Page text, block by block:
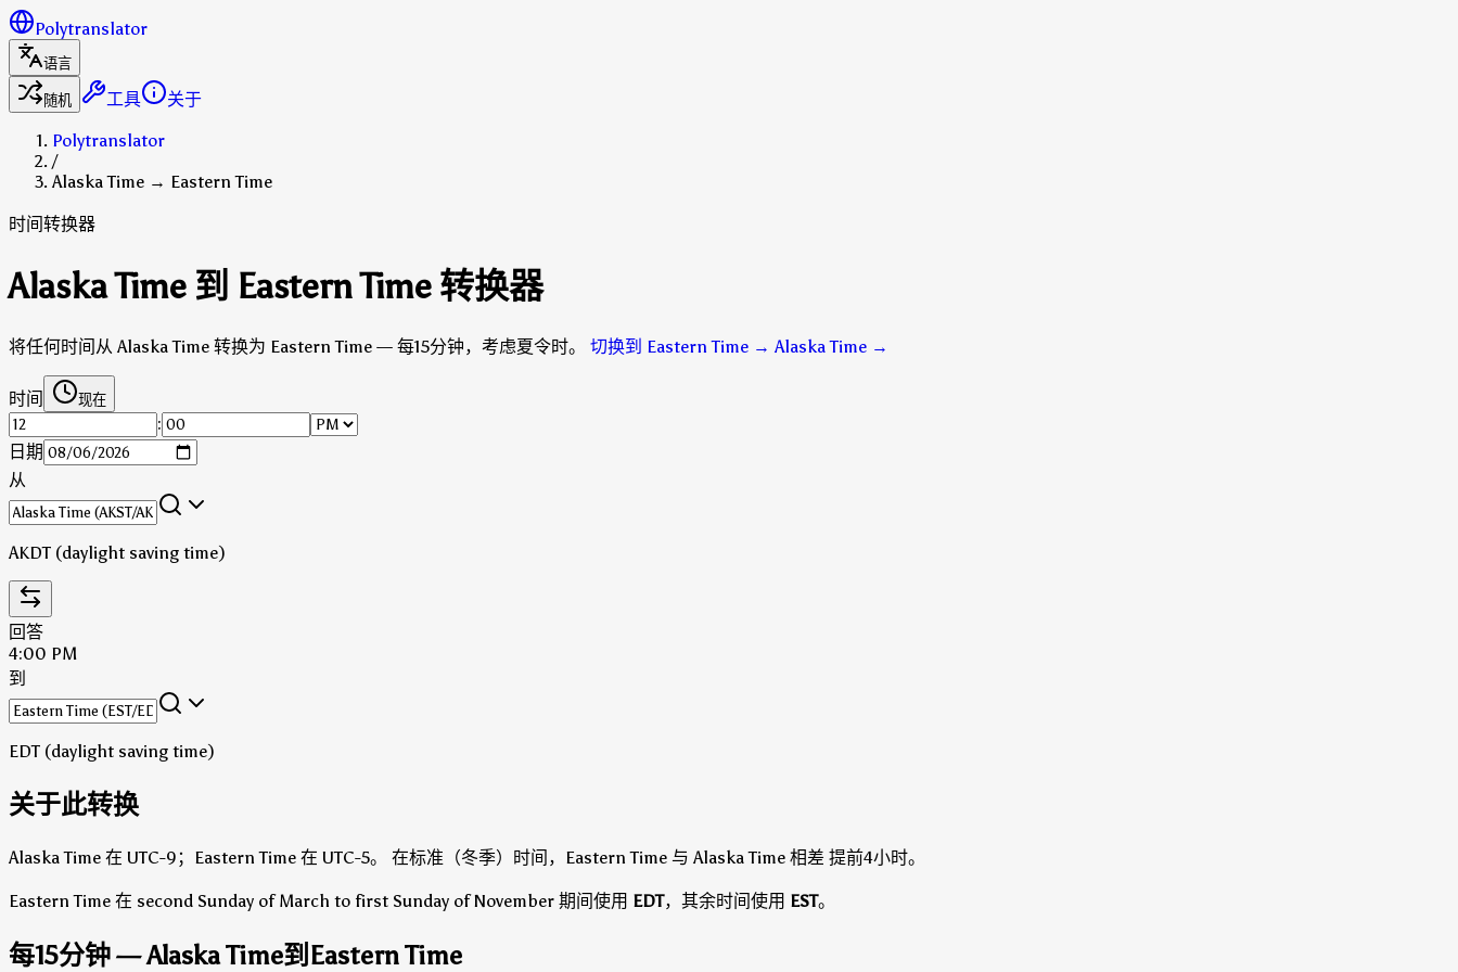
Polytranslator
语言
随机
工具
关于
Polytranslator
/
Alaska Time → Eastern Time
时间转换器
Alaska Time 到 Eastern Time 转换器
将任何时间从 Alaska Time 转换为 Eastern Time — 每15分钟，考虑夏令时。 切换到 Eastern Time → Alaska Time →
时间 现在
:
日期
从
AKDT (daylight saving time)
回答
4:00 PM
到
EDT (daylight saving time)
关于此转换
Alaska Time 在 UTC-9；Eastern Time 在 UTC-5。 在标准（冬季）时间，Eastern Time 与 Alaska Time 相差 提前4小时。
Eastern Time 在 second Sunday of March to first Sunday of November 期间使用 EDT，其余时间使用 EST。
每15分钟 — Alaska Time到Eastern Time